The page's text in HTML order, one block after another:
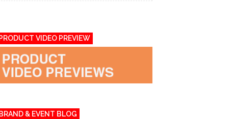
PRODUCT VIDEO PREVIEW
BRAND & EVENT BLOG